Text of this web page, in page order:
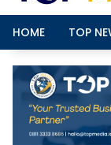
HOME TOP